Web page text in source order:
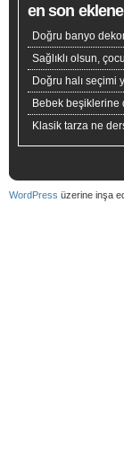
en son
Doğru banyo
Sağlıklı olsun,
Doğru halı seçimi
Bebek beşiklerine
Klasik tarza ne
WordPress üzerine inşa